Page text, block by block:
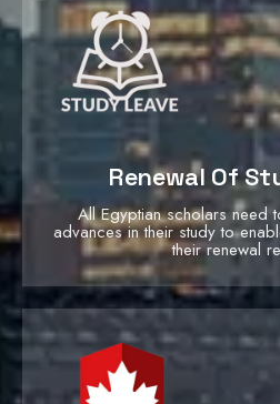
Renewal Of
All Egyptian scholars need
advances in their study to
their renewal